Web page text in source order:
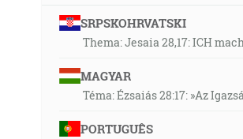
SRPSKOHRVATSKI
Thema: Jesaia 28,17: ICH
MAGYAR
Téma: Ézsaiás 28:17: »Az
PORTUGUÊS